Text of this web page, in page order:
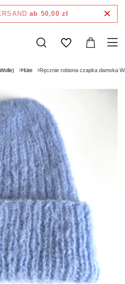
ab 50,00 zł
Hüte Ręcznie robiona czapka damska